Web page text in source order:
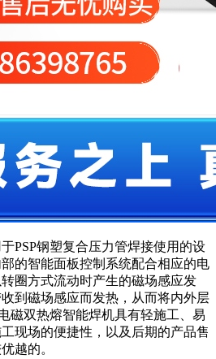
PSP钢塑复合压力管焊接使用的设
的智能面板控制系统配合相应的电
圈方式流动时产生的磁场感应发
到磁场感应而发热，从而将内外层
磁双热熔智能焊机具有轻施工、易
现场的便捷性，以及后期的产品售
越的。